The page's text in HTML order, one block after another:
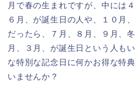
月で春の生まれですが、中には
６月、が誕生日の人や、１０月
だったら、７月、８月、９月、
月、３月、が誕生日という人も
な特別な記念日に何かお得な特
いませんか？